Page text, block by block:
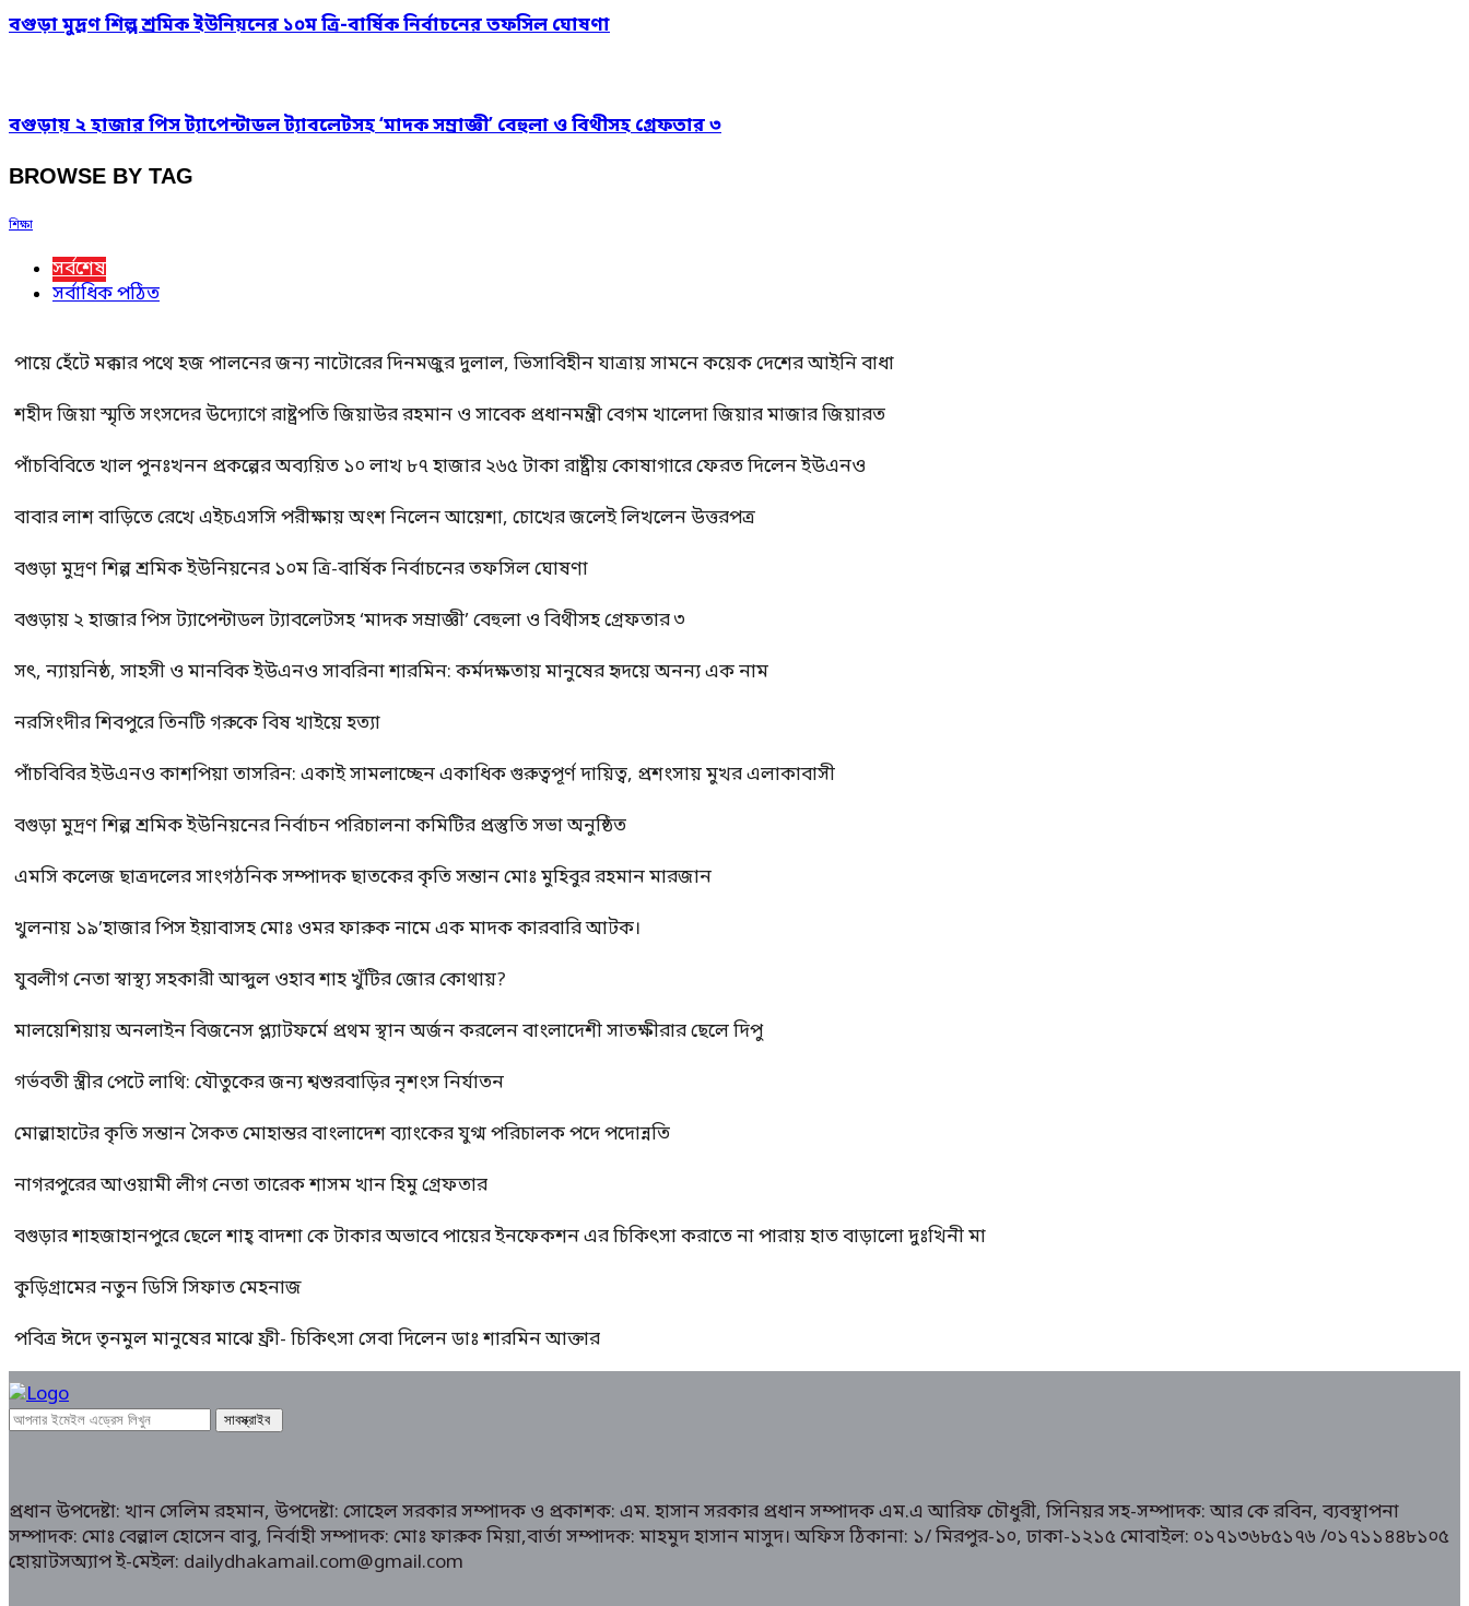
বগুড়া মুদ্রণ শিল্প শ্রমিক ইউনিয়নের ১০ম ত্রি-বার্ষিক নির্বাচনের তফসিল ঘোষণা
বগুড়ায় ২ হাজার পিস ট্যাপেন্টাডল ট্যাবলেটসহ ‘মাদক সম্রাজ্ঞী’ বেহুলা ও বিথীসহ গ্রেফতার ৩
BROWSE BY TAG
শিক্ষা
সর্বশেষ
সর্বাধিক পঠিত
পায়ে হেঁটে মক্কার পথে হজ পালনের জন্য নাটোরের দিনমজুর দুলাল, ভিসাবিহীন যাত্রায় সামনে কয়েক দেশের আইনি বাধা
শহীদ জিয়া স্মৃতি সংসদের উদ্যোগে রাষ্ট্রপতি জিয়াউর রহমান ও সাবেক প্রধানমন্ত্রী বেগম খালেদা জিয়ার মাজার জিয়ারত
পাঁচবিবিতে খাল পুনঃখনন প্রকল্পের অব্যয়িত ১০ লাখ ৮৭ হাজার ২৬৫ টাকা রাষ্ট্রীয় কোষাগারে ফেরত দিলেন ইউএনও
বাবার লাশ বাড়িতে রেখে এইচএসসি পরীক্ষায় অংশ নিলেন আয়েশা, চোখের জলেই লিখলেন উত্তরপত্র
বগুড়া মুদ্রণ শিল্প শ্রমিক ইউনিয়নের ১০ম ত্রি-বার্ষিক নির্বাচনের তফসিল ঘোষণা
বগুড়ায় ২ হাজার পিস ট্যাপেন্টাডল ট্যাবলেটসহ ‘মাদক সম্রাজ্ঞী’ বেহুলা ও বিথীসহ গ্রেফতার ৩
সৎ, ন্যায়নিষ্ঠ, সাহসী ও মানবিক ইউএনও সাবরিনা শারমিন: কর্মদক্ষতায় মানুষের হৃদয়ে অনন্য এক নাম
নরসিংদীর শিবপুরে তিনটি গরুকে বিষ খাইয়ে হত্যা
পাঁচবিবির ইউএনও কাশপিয়া তাসরিন: একাই সামলাচ্ছেন একাধিক গুরুত্বপূর্ণ দায়িত্ব, প্রশংসায় মুখর এলাকাবাসী
বগুড়া মুদ্রণ শিল্প শ্রমিক ইউনিয়নের নির্বাচন পরিচালনা কমিটির প্রস্তুতি সভা অনুষ্ঠিত
এমসি কলেজ ছাত্রদলের সাংগঠনিক সম্পাদক ছাতকের কৃতি সন্তান মোঃ মুহিবুর রহমান মারজান
খুলনায় ১৯’হাজার পিস ইয়াবাসহ মোঃ ওমর ফারুক নামে এক মাদক কারবারি আটক।
যুবলীগ নেতা স্বাস্থ্য সহকারী আব্দুল ওহাব শাহ খুঁটির জোর কোথায়?
মালয়েশিয়ায় অনলাইন বিজনেস প্ল্যাটফর্মে প্রথম স্থান অর্জন করলেন বাংলাদেশী সাতক্ষীরার ছেলে দিপু
গর্ভবতী স্ত্রীর পেটে লাথি: যৌতুকের জন্য শ্বশুরবাড়ির নৃশংস নির্যাতন
মোল্লাহাটের কৃতি সন্তান সৈকত মোহান্তর বাংলাদেশ ব্যাংকের যুগ্ম পরিচালক পদে পদোন্নতি
নাগরপুরের আওয়ামী লীগ নেতা তারেক শাসম খান হিমু গ্রেফতার
বগুড়ার শাহজাহানপুরে ছেলে শাহ্ বাদশা কে টাকার অভাবে পায়ের ইনফেকশন এর চিকিৎসা করাতে না পারায় হাত বাড়ালো দুঃখিনী মা
কুড়িগ্রামের নতুন ডিসি সিফাত মেহনাজ
পবিত্র ঈদে তৃনমুল মানুষের মাঝে ফ্রী- চিকিৎসা সেবা দিলেন ডাঃ শারমিন আক্তার
প্রধান উপদেষ্টা: খান সেলিম রহমান, উপদেষ্টা: সোহেল সরকার সম্পাদক ও প্রকাশক: এম. হাসান সরকার প্রধান সম্পাদক এম.এ আরিফ চৌধুরী, সিনিয়র সহ-সম্পাদক: আর কে রবিন, ব্যবস্থাপনা
সম্পাদক: মোঃ বেল্লাল হোসেন বাবু, নির্বাহী সম্পাদক: মোঃ ফারুক মিয়া,বার্তা সম্পাদক: মাহমুদ হাসান মাসুদ। অফিস ঠিকানা: ১/ মিরপুর-১০, ঢাকা-১২১৫ মোবাইল: ০১৭১৩৬৮৫১৭৬ /০১৭১১৪৪৮১০৫
হোয়াটসঅ্যাপ ই-মেইল: dailydhakamail.com@gmail.com